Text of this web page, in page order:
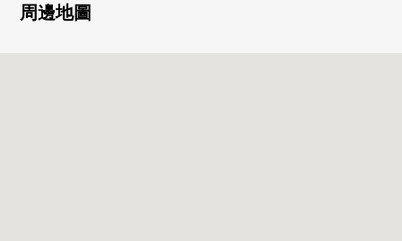
━━━━━━━━━━━━━━━・・・・・
周邊地圖